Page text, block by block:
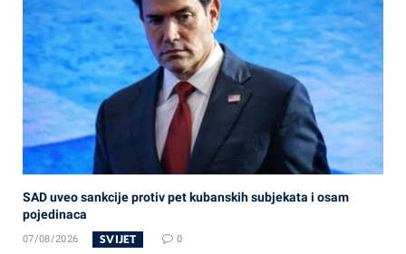
SAD uveo sankcije protiv pet kubanskih subjekata i osam
pojedinaca
07/08/2026 SVIJET 0